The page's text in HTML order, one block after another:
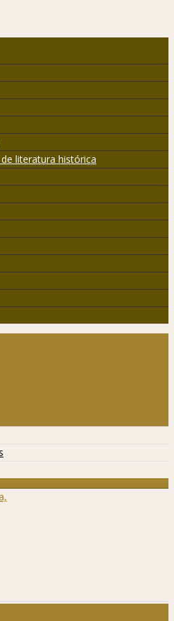
literatura histórica